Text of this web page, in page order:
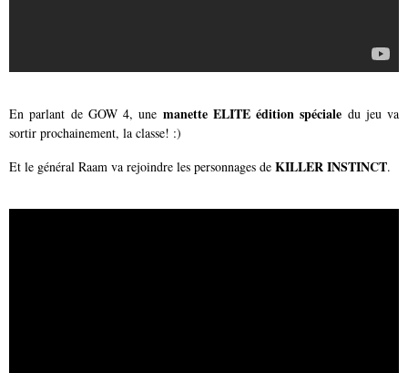
En parlant de GOW 4, une manette ELITE édition spéciale du jeu va
sortir prochainement, la classe! :)
Et le général Raam va rejoindre les personnages de KILLER INSTINCT.